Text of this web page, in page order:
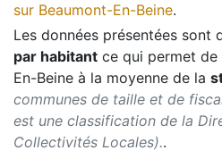
sur Beaumont-En-Beine.
Les données présentées sont
par habitant ce qui permet de
En-Beine à la moyenne de la
communes de taille et de
est une classification de la
Collectivités Locales)..